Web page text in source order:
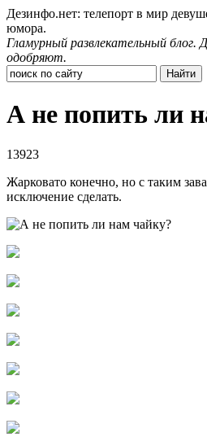
Дезинфо.нет: телепорт в мир
юмора.
Гламурный развлекательный
одобряют.
А не попить ли
13923
Жарковато конечно, но с таким
исключение сделать.